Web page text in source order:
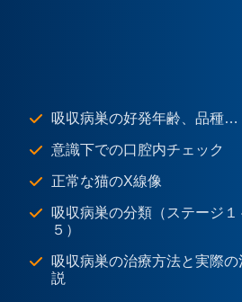
吸収病巣の好発年齢、品種…
意識下での口腔内チェック
正常な猫のX線像
吸収病巣の分類（ステージ１
５）
吸収病巣の治療方法と実際
説